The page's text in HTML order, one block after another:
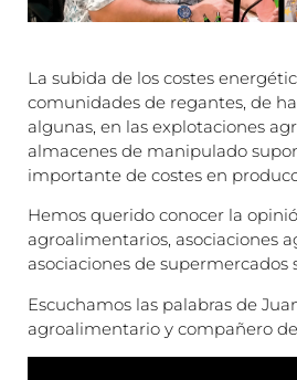
La subida de los costes
comunidades de regantes, de
algunas, en las explotaciones
almacenes de manipulado
importante de costes en
Hemos querido conocer la
agroalimentarios, asociaciones
asociaciones de supermercados
Escuchamos las palabras de
agroalimentario y compañero